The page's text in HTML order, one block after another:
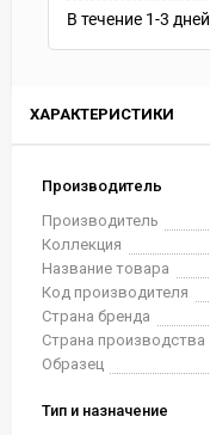
ХАРАКТЕРИСТИКИ
Производитель
Производитель
Коллекция
Название товара
Код производителя
Страна бренда
Страна производства
Образец
Тип и назначение
В течение 1-3 дней